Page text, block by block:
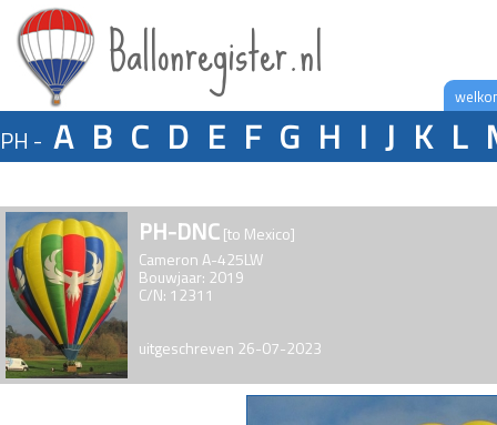
Ballonregister.nl
PH - A B C D E F G H I J K L
PH-DNC[to Mexico]
Cameron A-425LW
Bouwjaar: 2019
C/N: 12311
uitgeschreven 26-07-2023